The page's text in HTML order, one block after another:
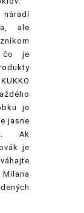
náradí
ale
čo je
je
jasne
Ak
je